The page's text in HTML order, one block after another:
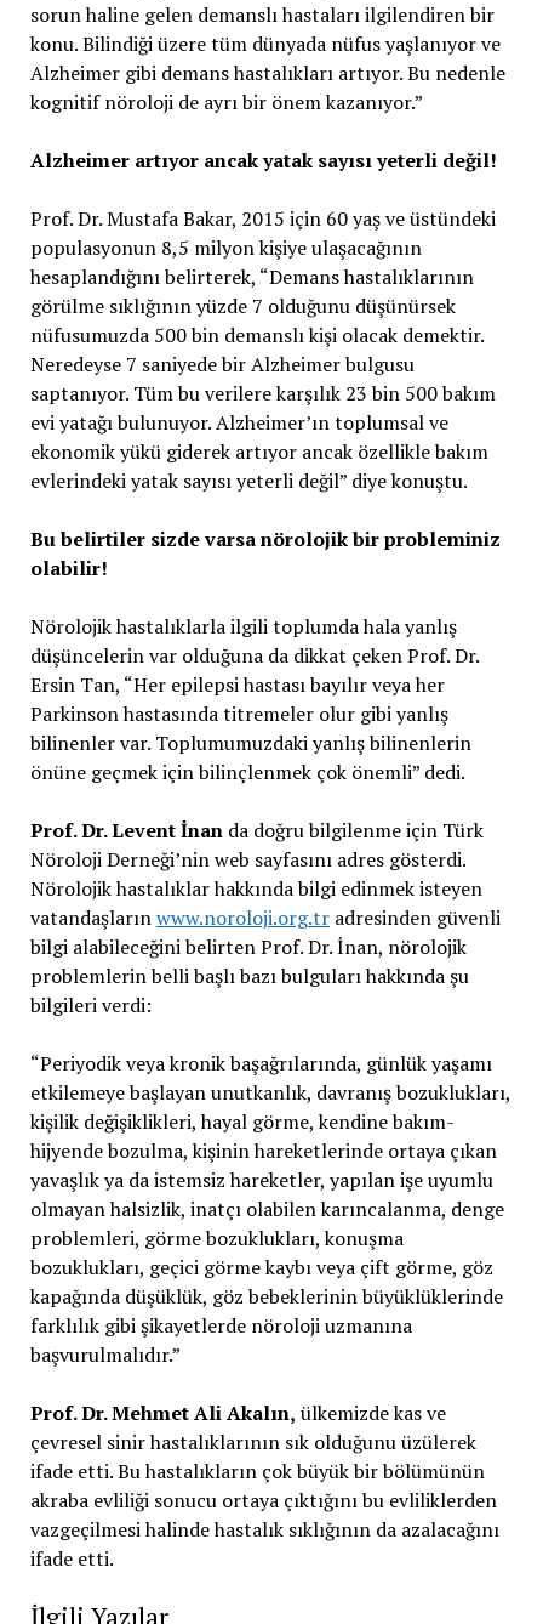
sorun haline gelen demanslı hastaları ilgilendiren bir
konu. Bilindiği üzere tüm dünyada nüfus yaşlanıyor ve
Alzheimer gibi demans hastalıkları artıyor. Bu nedenle
kognitif nöroloji de ayrı bir önem kazanıyor.”
Alzheimer artıyor ancak yatak sayısı yeterli değil!
Prof. Dr. Mustafa Bakar, 2015 için 60 yaş ve üstündeki
populasyonun 8,5 milyon kişiye ulaşacağının
hesaplandığını belirterek, “Demans hastalıklarının
görülme sıklığının yüzde 7 olduğunu düşünürsek
nüfusumuzda 500 bin demanslı kişi olacak demektir.
Neredeyse 7 saniyede bir Alzheimer bulgusu
saptanıyor. Tüm bu verilere karşılık 23 bin 500 bakım
evi yatağı bulunuyor. Alzheimer’ın toplumsal ve
ekonomik yükü giderek artıyor ancak özellikle bakım
evlerindeki yatak sayısı yeterli değil” diye konuştu.
Bu belirtiler sizde varsa nörolojik bir probleminiz
olabilir!
Nörolojik hastalıklarla ilgili toplumda hala yanlış
düşüncelerin var olduğuna da dikkat çeken Prof. Dr.
Ersin Tan, “Her epilepsi hastası bayılır veya her
Parkinson hastasında titremeler olur gibi yanlış
bilinenler var. Toplumumuzdaki yanlış bilinenlerin
önüne geçmek için bilinçlenmek çok önemli” dedi.
Prof. Dr. Levent İnanda doğru bilgilenme için Türk
Nöroloji Derneği’nin web sayfasını adres gösterdi.
Nörolojik hastalıklar hakkında bilgi edinmek isteyen
vatandaşlarınwww.noroloji.org.tradresinden güvenli
bilgi alabileceğini belirten Prof. Dr. İnan, nörolojik
problemlerin belli başlı bazı bulguları hakkında şu
bilgileri verdi:
“Periyodik veya kronik başağrılarında, günlük yaşamı
etkilemeye başlayan unutkanlık, davranış bozuklukları,
kişilik değişiklikleri, hayal görme, kendine bakım-
hijyende bozulma, kişinin hareketlerinde ortaya çıkan
yavaşlık ya da istemsiz hareketler, yapılan işe uyumlu
olmayan halsizlik, inatçı olabilen karıncalanma, denge
problemleri, görme bozuklukları, konuşma
bozuklukları, geçici görme kaybı veya çift görme, göz
kapağında düşüklük, göz bebeklerinin büyüklüklerinde
farklılık gibi şikayetlerde nöroloji uzmanına
başvurulmalıdır.”
Prof. Dr. Mehmet Ali Akalın, ülkemizde kas ve
çevresel sinir hastalıklarının sık olduğunu üzülerek
ifade etti. Bu hastalıkların çok büyük bir bölümünün
akraba evliliği sonucu ortaya çıktığını bu evliliklerden
vazgeçilmesi halinde hastalık sıklığının da azalacağını
ifade etti.
İlgili Yazılar